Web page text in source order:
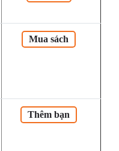
Mua sách
Thêm bạn